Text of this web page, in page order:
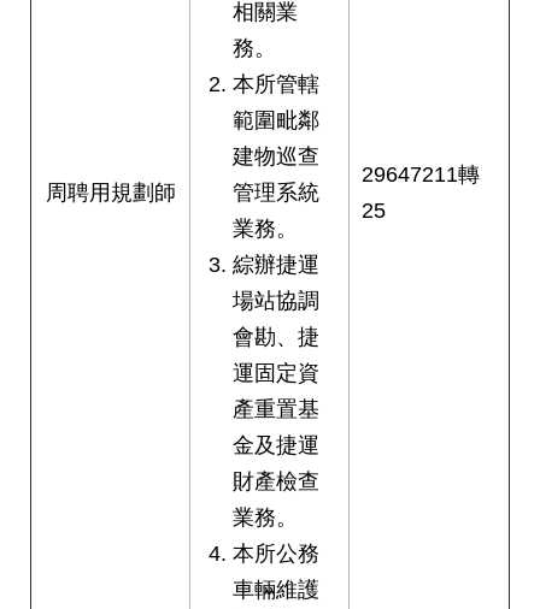
周聘用規劃師
相關業
務。
本所管轄
範圍毗鄰
建物巡查
管理系統
業務。
綜辦捷運
場站協調
會勘、捷
運固定資
產重置基
金及捷運
財產檢查
業務。
本所公務
車輛維護
29647211轉
25